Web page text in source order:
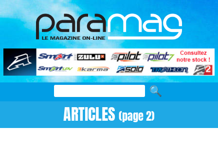
ARTICLES (page 2)